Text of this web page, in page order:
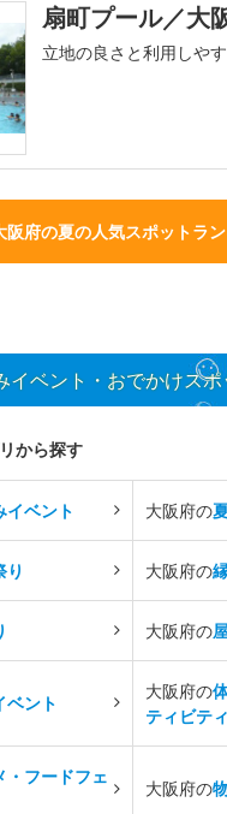
扇町プール／大
立地の良さと利用しや
阪府の夏の人気スポットラ
イベント・おでかけス
から探す
イベント 大阪府の
り 大阪府の
大阪府の
ベント
大阪府の
ティビティ
・フードフェ
大阪府の